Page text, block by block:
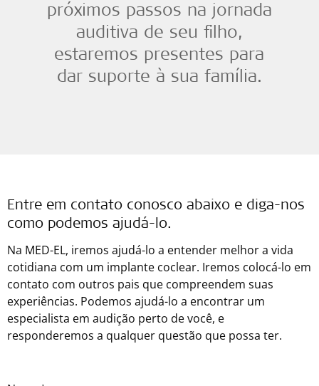
próximos passos na jornada
auditiva de seu filho,
estaremos presentes para
dar suporte à sua família.
Entre em contato conosco abaixo e diga-nos
como podemos ajudá-lo.
Na MED-EL, iremos ajudá-lo a entender melhor a vida
cotidiana com um implante coclear. Iremos colocá-lo em
contato com outros pais que compreendem suas
experiências. Podemos ajudá-lo a encontrar um
especialista em audição perto de você, e
responderemos a qualquer questão que possa ter.